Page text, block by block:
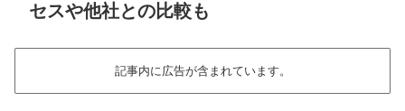
セスや他社との比較も
記事内に広告が含まれています。